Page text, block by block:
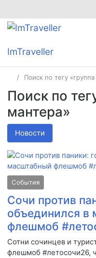
ImTraveller
Поиск по тегу
Поиск по
мантера»
Новости
События
Сочи против
объединился в
флешмоб
Сотни сочинцев и
флешмоб #летосочи26,